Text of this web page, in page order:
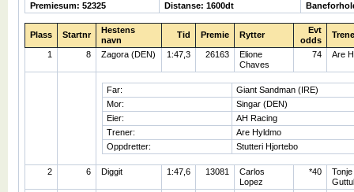
Premiesum: 52325
Distanse: 1600dt
Plass Startnr
Hestens
navn
Tid Premie Rytter
Evt
odds
1 8 Zagora (DEN) 1:47,3 26163
Elione
Chaves
74 Are
Far:
Giant Sandman (IRE)
Mor:
Singar (DEN)
Eier:
AH Racing
Trener:
Are Hyldmo
Oppdretter:
Stutteri Hjortebo
2 6 Diggit 1:47,6 13081
Carlos
Lopez
*40
Tonje